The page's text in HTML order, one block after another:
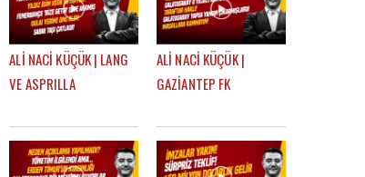
TURU GEÇTİK"
ALİ NACİ KÜÇÜK | LANG
VE ASPRILLA
KOÇ'UN AÇIKLAMALARI,
OULAI | GÜNDEM
ALİ NACİ KÜÇÜK |
GAZİANTEP FK
MADRID MAÇI,
TRANSFER | GÜNDEM